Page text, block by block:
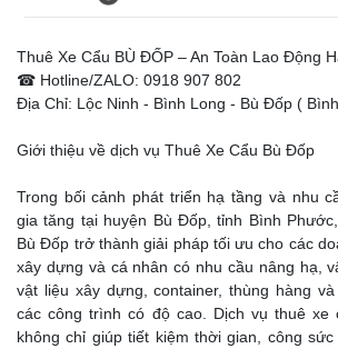
Thuê Xe Cẩu BÙ ĐỐP – An Toàn Lao Động
☎ Hotline/ZALO: 0918 907 802
Địa Chỉ: Lộc Ninh - Bình Long - Bù Đốp (
Giới thiệu về dịch vụ Thuê Xe Cẩu Bù Đốp
Trong bối cảnh phát triển hạ tầng và nhu
gia tăng tại huyện Bù Đốp, tỉnh Bình
Bù Đốp trở thành giải pháp tối ưu cho các
xây dựng và cá nhân có nhu cầu nâng hạ,
vật liệu xây dựng, container, thùng hàng
các công trình có độ cao. Dịch vụ thuê
không chỉ giúp tiết kiệm thời gian, công